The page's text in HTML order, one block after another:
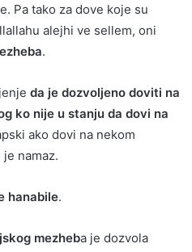
Pa tako za dove koje su
alejhi ve sellem, oni
.
da je dozvoljeno doviti na
ko nije u stanju da dovi na
ako dovi na nekom
namaz.
hanabile.
mezheba je dozvola